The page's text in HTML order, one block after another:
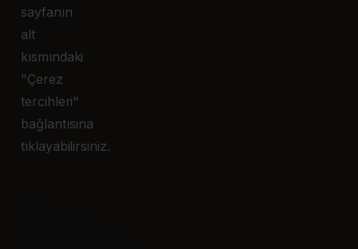
sayfanın
alt
kısmındaki
"Çerez
tercihleri"
bağlantısına
tıklayabilirsiniz.